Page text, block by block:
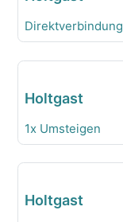
Direktverbindung
Holtgast
1x Umsteigen
Holtgast